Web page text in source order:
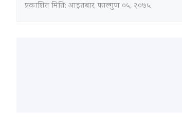
प्रकाशित मिति: आइतबार, फाल्गुण ०५, २०७५